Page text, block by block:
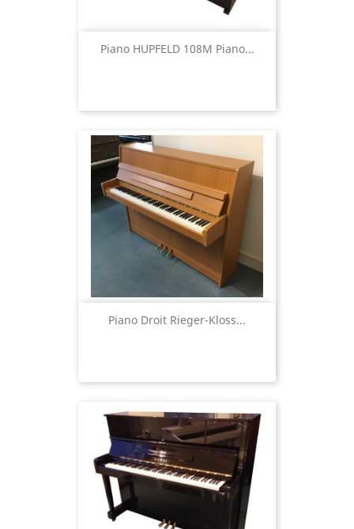
Piano HUPFELD 108M Piano...
Piano Droit Rieger-Kloss...